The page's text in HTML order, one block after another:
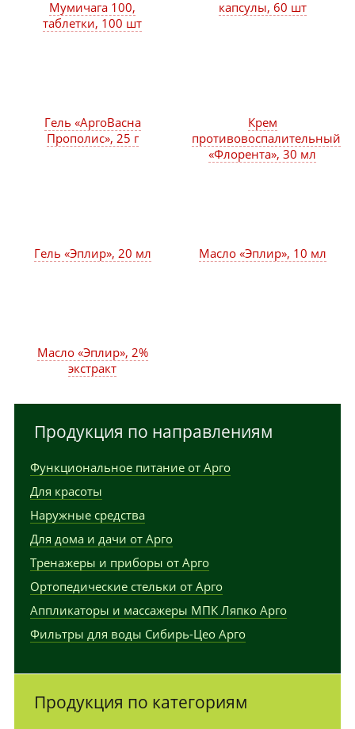
капсулы, 60 шт
Мумичага 100,
таблетки, 100 шт
Крем
противовоспалительный
«Флорента», 30 мл
Гель «АргоВасна
Прополис», 25 г
Гель «Эплир», 20 мл Масло «Эплир», 10 мл
Масло «Эплир», 2%
экстракт
Продукция по направлениям
Функциональное питание от Арго
Для красоты
Наружные средства
Для дома и дачи от Арго
Тренажеры и приборы от Арго
Ортопедические стельки от Арго
Аппликаторы и массажеры МПК Ляпко Арго
Фильтры для воды Сибирь-Цео Арго
Продукция по категориям